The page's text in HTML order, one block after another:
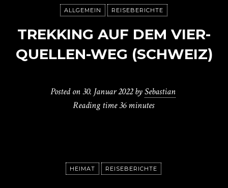
ALLGEMEIN REISEBERICHTE
TREKKING AUF DEM VIER-
QUELLEN-WEG (SCHWEIZ)
Posted on30. Januar 2022 bySebastian
Reading time36 minutes
HEIMAT REISEBERICHTE